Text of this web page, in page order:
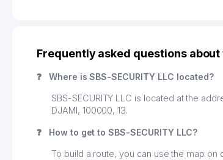
Frequently asked questions
❓ Where is SBS-SECURITY LLC located?
SBS-SECURITY LLC is located at the
DJAMI, 100000, 13.
❓ How to get to SBS-SECURITY LLC?
To build a route, you can use the map on